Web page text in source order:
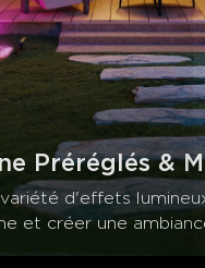
Préréglés &
d'effets
et créer une